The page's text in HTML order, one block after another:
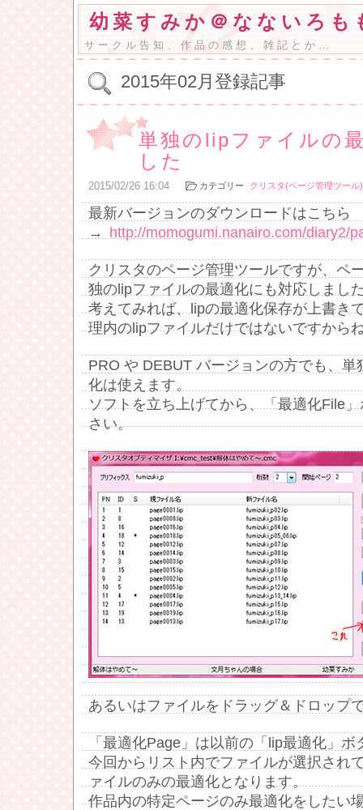
幼菜すみか＠なないろも
サークル告知、作品の感想、雑記とか…
2015年02月登録記事
単独のlipファイルの
した
2015/02/26 16:04 カテゴリー クリスタ(ページ管理ツール)
最新バージョンのダウンロードはこちら
→
http://momogumi.nanairo.com/diary2/
クリスタのページ管理ツールですが、ペ
独のlipファイルの最適化にも対応しまし
考えてみれば、lipの最適化保存が上書き
理内のlipファイルだけではないですから
PRO や DEBUT バージョンの方でも、単
化は使えます。
ソフトを立ち上げてから、「最適化File
さい。
あるいはファイルをドラッグ＆ドロップ
「最適化Page」は以前の「lip最適化」
今回からリスト内でファイルが選択され
ァイルのみの最適化となります。
作品内の特定ページのみ最適化をしたい